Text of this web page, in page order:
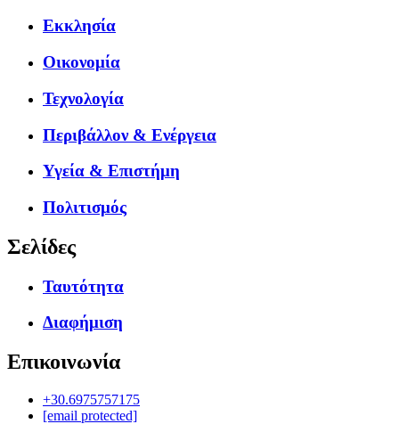
Εκκλησία
Οικονομία
Τεχνολογία
Περιβάλλον & Ενέργεια
Υγεία & Επιστήμη
Πολιτισμός
Σελίδες
Ταυτότητα
Διαφήμιση
Επικοινωνία
+30.6975757175
[email protected]